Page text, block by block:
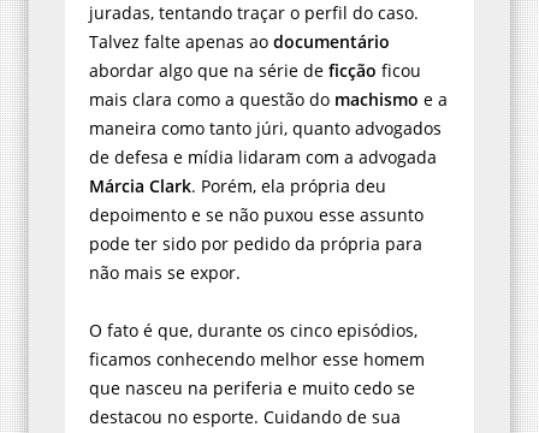
juradas, tentando traçar o perfil do caso.
Talvez falte apenas ao documentário
abordar algo que na série de ficção ficou
mais clara como a questão do machismo e a
maneira como tanto júri, quanto advogados
de defesa e mídia lidaram com a advogada
Márcia Clark. Porém, ela própria deu
depoimento e se não puxou esse assunto
pode ter sido por pedido da própria para
não mais se expor.
O fato é que, durante os cinco episódios,
ficamos conhecendo melhor esse homem
que nasceu na periferia e muito cedo se
destacou no esporte. Cuidando de sua